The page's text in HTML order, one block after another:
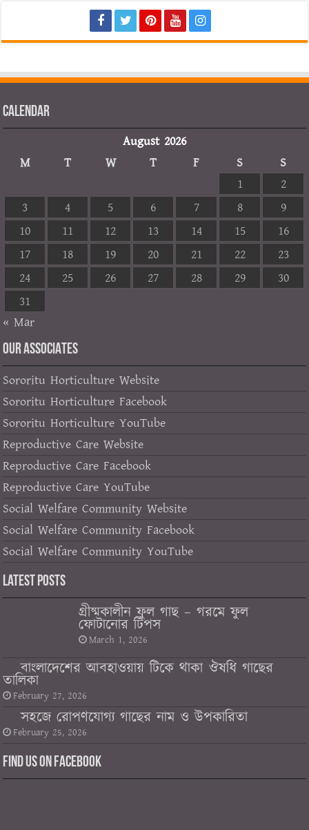
Calendar
August 2026
M
T W T F S
S
1
2
3
4 5 6 7 8
9
10
11 12 13 14 15
16
17
18 19 20 21 22
23
24
25 26 27 28 29
30
31
« Mar
OUR ASSOCIATES
Sororitu Horticulture Website
Sororitu Horticulture Facebook
Sororitu Horticulture YouTube
Reproductive Care Website
Reproductive Care Facebook
Reproductive Care YouTube
Social Welfare Community Website
Social Welfare Community Facebook
Social Welfare Community YouTube
Latest Posts
গ্রীষ্মকালীন ফুল গাছ – গরমে ফুল
ফোটানোর টিপস
March 1, 2026
বাংলাদেশের আবহাওয়ায় টিকে থাকা ঔষধি গাছের
তালিকা
February 27, 2026
সহজে রোপণযোগ্য গাছের নাম ও উপকারিতা
February 25, 2026
Find us on Facebook